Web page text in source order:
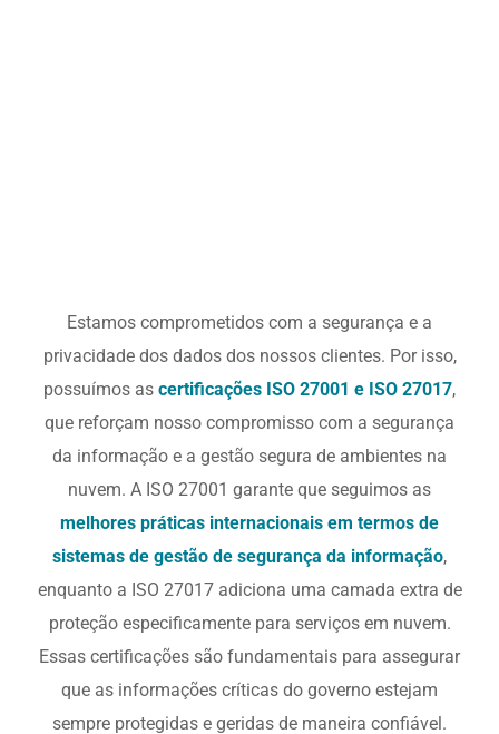
Estamos comprometidos com a segurança e a
privacidade dos dados dos nossos clientes. Por isso,
possuímos as certificações ISO 27001 e ISO 27017,
que reforçam nosso compromisso com a segurança
da informação e a gestão segura de ambientes na
nuvem. A ISO 27001 garante que seguimos as
melhores práticas internacionais em termos de
sistemas de gestão de segurança da informação,
enquanto a ISO 27017 adiciona uma camada extra de
proteção especificamente para serviços em nuvem.
Essas certificações são fundamentais para assegurar
que as informações críticas do governo estejam
sempre protegidas e geridas de maneira confiável.